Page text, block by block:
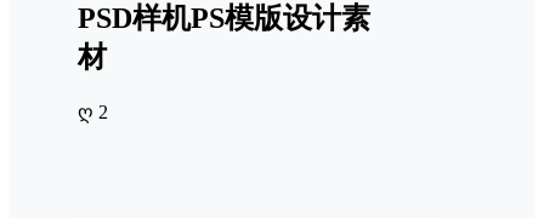
PSD样机PS模版设计素
材
ღ 2